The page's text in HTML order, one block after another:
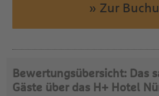
» Zur
Bewertungsübersicht: Das
Gäste über das H+ Hotel